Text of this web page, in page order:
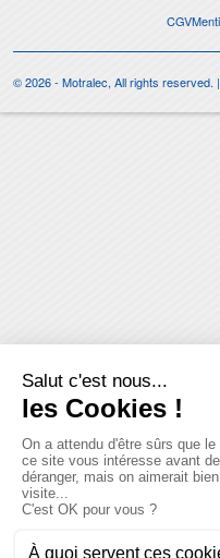
CGV
© 2026 - Motralec, All rights reserved.